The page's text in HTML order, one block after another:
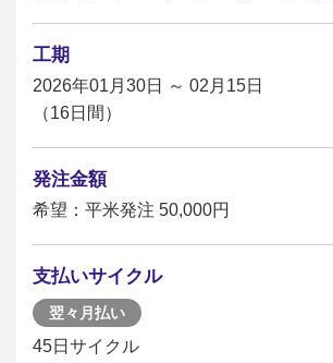
工期
2026年01月30日 ～ 02月15日
（16日間）
発注金額
希望：平米発注 50,000円
支払いサイクル
翌々月払い
45日サイクル